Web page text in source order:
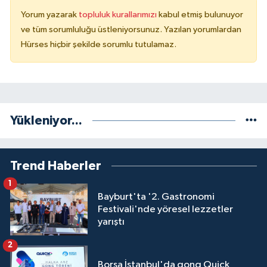
Yorum yazarak topluluk kurallarımızı kabul etmiş bulunuyor
ve tüm sorumluluğu üstleniyorsunuz. Yazılan yorumlardan
Hürses hiçbir şekilde sorumlu tutulamaz.
Yükleniyor...
Trend Haberler
Bayburt'ta '2. Gastronomi
Festivali'nde yöresel lezzetler
yarıştı
1
Borsa İstanbul'da gong Quick
2